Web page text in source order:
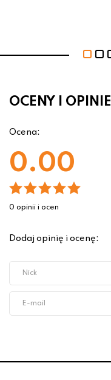
OCENY I OPINIE
Ocena:
0.00
0 opinii i ocen
Dodaj opinię i ocenę: